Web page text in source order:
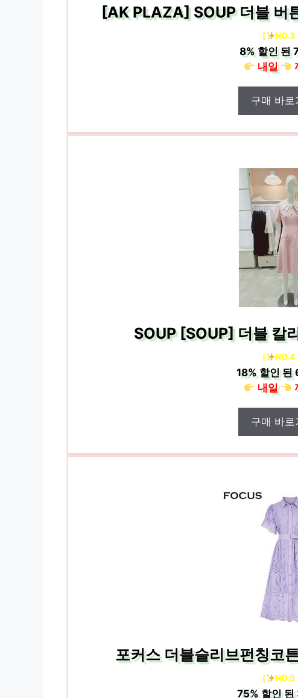
[AK PLAZA] SOUP 더블 버
[ NO.3
8%할인 된
내일
구매 바로
SOUP [SOUP] 더블 칼
[ NO.4
18%할인 된
내일
구매 바로
포커스 더블슬리브펀칭코
[ NO.5
75%할인 된